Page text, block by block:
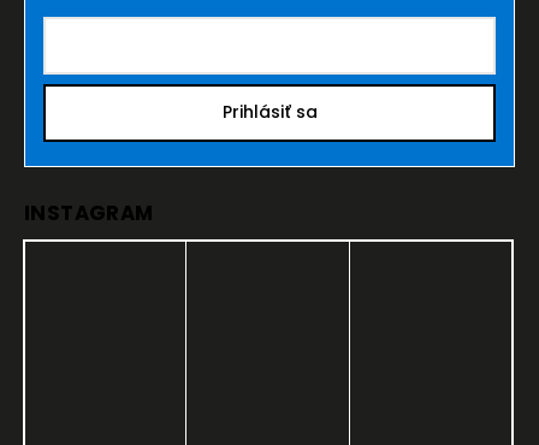
Prihlásiť sa
INSTAGRAM